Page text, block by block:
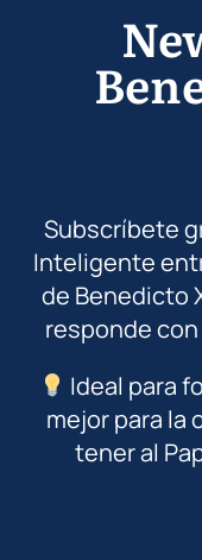
Subscríbete
Inteligente
de Benedicto
responde
Ideal para
mejor para la
tener al